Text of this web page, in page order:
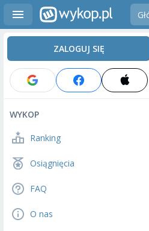
ZALOGUJ SIĘ
WYKOP
Ranking
Osiągnięcia
FAQ
O nas